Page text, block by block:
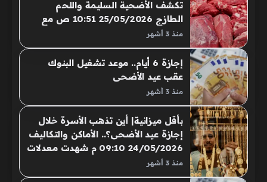
تكشف الأضحية السليمة واللحم
الطازج 25/05/2026 10:51 ص مع
بدء العد التنازلي لحلول عيد الأضحى
المبارك، يزداد إقبال المواطنين على
أسواق الماشية وشوادر بيع الأضاحي،
ومحلات الجزارة لشراء اللحوم…
منذ 3 أشهر
إجازة 6 أيام.. موعد تشغيل البنوك
عقب عيد الأضحى
منذ 3 أشهر
بأقل ميزانية| أين تذهب الأسرة خلال
إجازة عيد الأضحى؟.. الأماكن والتكاليف
24/05/2026 09:10 م شهدت معدلات
البحث خلال الأيام الماضية ارتفاعا
ملحوظا حول أفضل أماكن الخروج
منذ 3 أشهر